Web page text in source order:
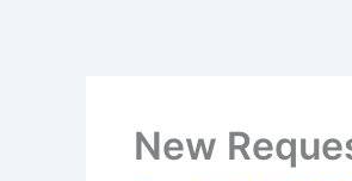
New